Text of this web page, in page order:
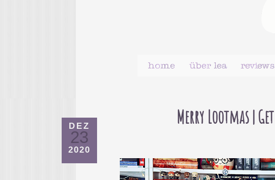
DEZ
23
2020
Merry Lootmas |